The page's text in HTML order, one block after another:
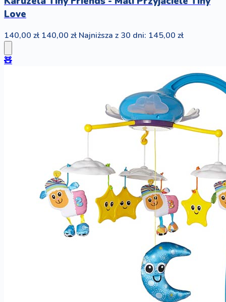
Love
140,00 zł 140,00 zł Najniższa z 30 dni: 145,00 zł
🧸